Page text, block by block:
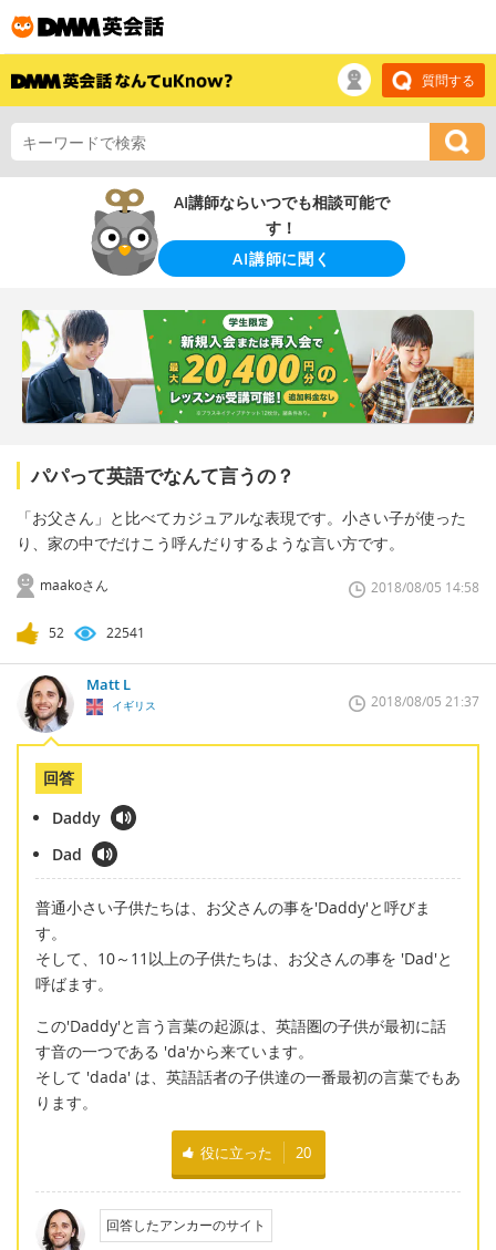
質問する
AI講師ならいつでも相談可能で
す！
AI講師に聞く
パパって英語でなんて言うの？
「お父さん」と比べてカジュアルな表現です。小さい子が使った
り、家の中でだけこう呼んだりするような言い方です。
maakoさん 2018/08/05 14:58
52 22541
Matt L
イギリス 2018/08/05 21:37
回答
Daddy
Dad
普通小さい子供たちは、お父さんの事を'Daddy'と呼びま
す。
そして、10～11以上の子供たちは、お父さんの事を 'Dad'と
呼ばます。
この'Daddy'と言う言葉の起源は、英語圏の子供が最初に話
す音の一つである 'da'から来ています。
そして 'dada' は、英語話者の子供達の一番最初の言葉でもあ
ります。
役に立った 20
回答したアンカーのサイト